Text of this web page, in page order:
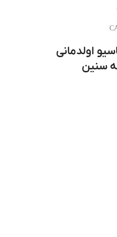
اولدمانی
سنین